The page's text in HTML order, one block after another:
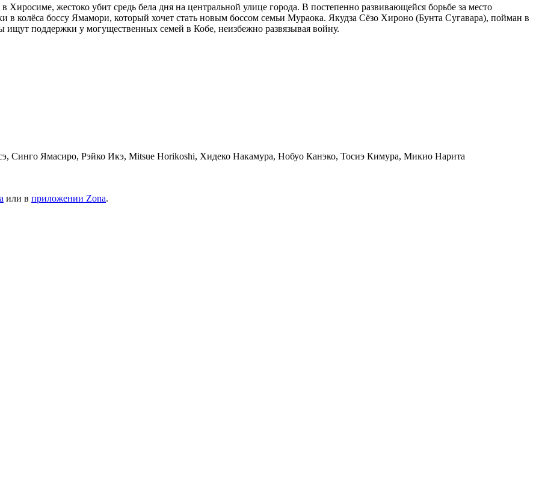
жестоко убит средь бела дня на центральной улице города. В постепенно развивающейся борьбе за место
в колёса боссу Ямамори, который хочет стать новым боссом семьи Мураока. Якудза Сёзо Хироно (Бунта Сугавара), пойман в
поддержки у могущественных семей в Кобе, неизбежно развязывая войну.
Синго Ямасиро, Рэйко Икэ, Mitsue Horikoshi, Хидеко Накамура, Нобуо Канэко, Тосиэ Кимура, Микио Нарита
или в приложении Zona.